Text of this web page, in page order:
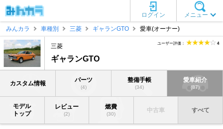
メニュー
ログイン
みんカラ
車種別 三菱 ギャランGTO 愛車(オーナー)
三菱
ギャランGTO
ユーザー評価： 4
カスタム情報 パーツ
(4)
整備手帳
(34)
愛車紹介
(87)
モデル
トップ
レビュー
(2)
燃費
(30)
中古車 すべて